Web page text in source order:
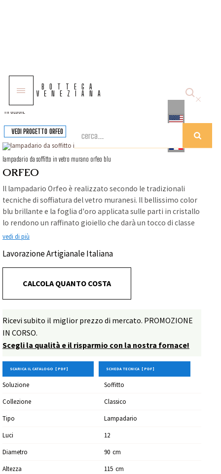
BOTTEGA
VENEZIANA
SOLUZIONI
TIPOLOGIE
VEDI PROGETTO ORFEO
lampadario da soffitto in vetro murano orfeo blu
ORFEO
Il lampadario Orfeo è realizzato secondo le tradizionali
tecniche di soffiatura del vetro muranesi. Il bellissimo color
blu brillante e la foglia d'oro applicata sulle parti in cristallo
lo rendono un raffinato gioiello che darà un tocco di classe
all'ambiente. Questo modello è stato realizzato in diverse
vedi di più
Lavorazione Artigianale Italiana
CALCOLA QUANTO COSTA
Ricevi subito il miglior prezzo di mercato. PROMOZIONE
IN CORSO.
Scegli la qualità e il risparmio con la nostra fornace!
SCARICA IL CATALOGO [ PDF ] SCHEDA TECNICA [ PDF ]
Soluzione
Soffitto
Collezione
Classico
Tipo
Lampadario
Luci
12
Diametro
90 Cm
Altezza
115 Cm